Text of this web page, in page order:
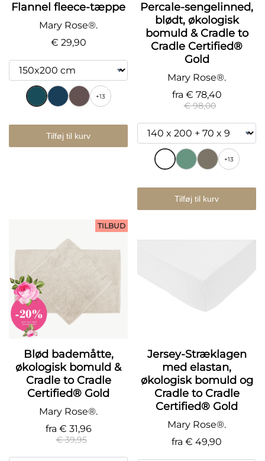
Flannel fleece-tæppe
Mary Rose®.
€ 29,90
+13
Tilføj til kurv
Percale-sengelinned,
blødt, økologisk
bomuld & Cradle to
Cradle Certified®
Gold
Mary Rose®.
fra € 78,40
€ 98,00
+13
Tilføj til kurv
Blød bademåtte,
økologisk bomuld &
Cradle to Cradle
Certified® Gold
TILBUD
Mary Rose®.
fra € 31,96
€ 39,95
Jersey-Stræklagen
med elastan,
økologisk bomuld og
Cradle to Cradle
Certified® Gold
Mary Rose®.
fra € 49,90